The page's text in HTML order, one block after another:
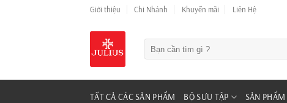
Giới thiệu Chi Nhánh Khuyến mãi Liên Hệ
kiếm:
TẤT CẢ CÁC SẢN PHẨM BỘ SƯU TẬP SẢN PHẨM